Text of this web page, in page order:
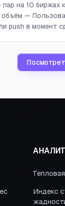
на 10
—
push в момент
Индекс